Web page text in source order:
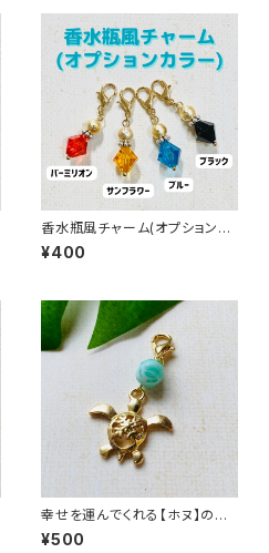
香水瓶風チャーム(オプションカ
ラー)
¥400
幸せを運んでくれる【ホヌ】のマ
スクチャーム
¥500